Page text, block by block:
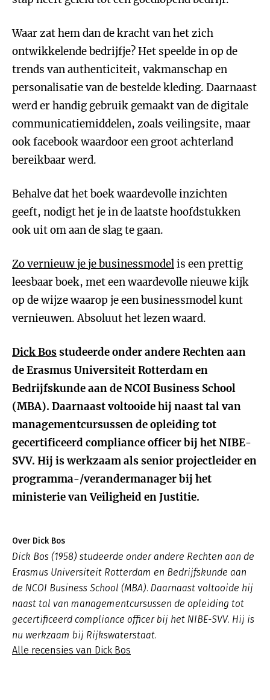
Waar zat hem dan de kracht van het zich
ontwikkelende bedrijfje? Het speelde in op de
trends van authenticiteit, vakmanschap en
personalisatie van de bestelde kleding. Daarnaast
werd er handig gebruik gemaakt van de digitale
communicatiemiddelen, zoals veilingsite, maar
ook facebook waardoor een groot achterland
bereikbaar werd.
Behalve dat het boek waardevolle inzichten
geeft, nodigt het je in de laatste hoofdstukken
ook uit om aan de slag te gaan.
Zo vernieuw je je businessmodelis een prettig
leesbaar boek, met een waardevolle nieuwe kijk
op de wijze waarop je een businessmodel kunt
vernieuwen. Absoluut het lezen waard.
Dick Bosstudeerde onder andere Rechten aan
de Erasmus Universiteit Rotterdam en
Bedrijfskunde aan de NCOI Business School
(MBA). Daarnaast voltooide hij naast tal van
managementcursussen de opleiding tot
gecertificeerd compliance officer bij het NIBE-
SVV. Hij is werkzaam als senior projectleider en
programma-/verandermanager bij het
ministerie van Veiligheid en Justitie.
Over Dick Bos
Dick Bos (1958) studeerde onder andere Rechten aan de
Erasmus Universiteit Rotterdam en Bedrijfskunde aan
de NCOI Business School (MBA). Daarnaast voltooide hij
naast tal van managementcursussen de opleiding tot
gecertificeerd compliance officer bij het NIBE-SVV. Hij is
nu werkzaam bij Rijkswaterstaat.
Alle recensies van Dick Bos